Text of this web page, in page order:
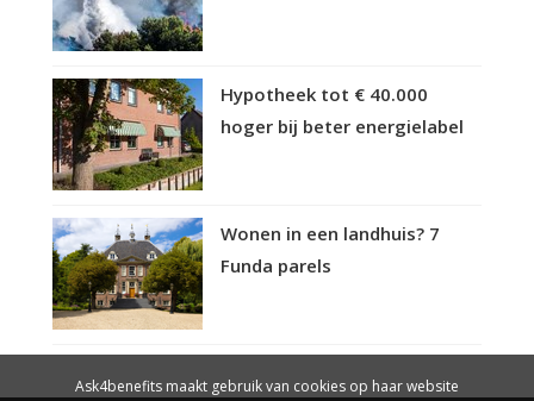
Hypotheek tot € 40.000
hoger bij beter energielabel
Wonen in een landhuis? 7
Funda parels
Ask4benefits maakt gebruik van cookies op haar website